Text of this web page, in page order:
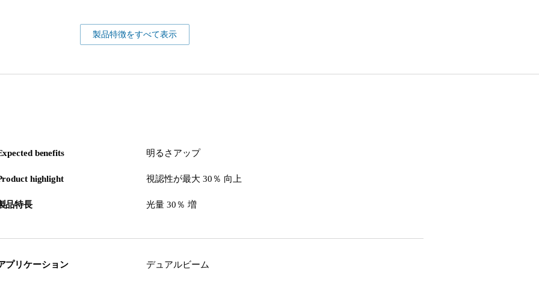
製品特徴をすべて表示
benefits 明るさアップ
highlight 視認性が最大 30％ 向上
品特長 光量 30％ 増
プリケーション デュアルビーム